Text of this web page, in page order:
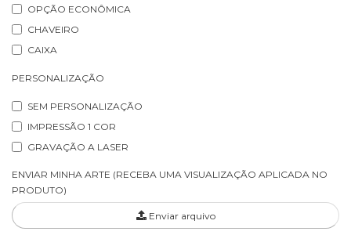
OPÇÃO ECONÔMICA
CHAVEIRO
CAIXA
PERSONALIZAÇÃO
SEM PERSONALIZAÇÃO
IMPRESSÃO 1 COR
GRAVAÇÃO A LASER
ENVIAR MINHA ARTE (RECEBA UMA VISUALIZAÇÃO APLICADA NO
PRODUTO)
Enviar arquivo